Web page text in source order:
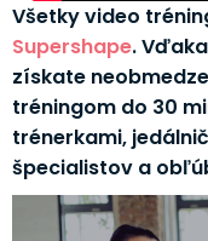
Všetky video
Supershape. Vďaka
získate
tréningom do 30
trénerkami,
špecialistov a